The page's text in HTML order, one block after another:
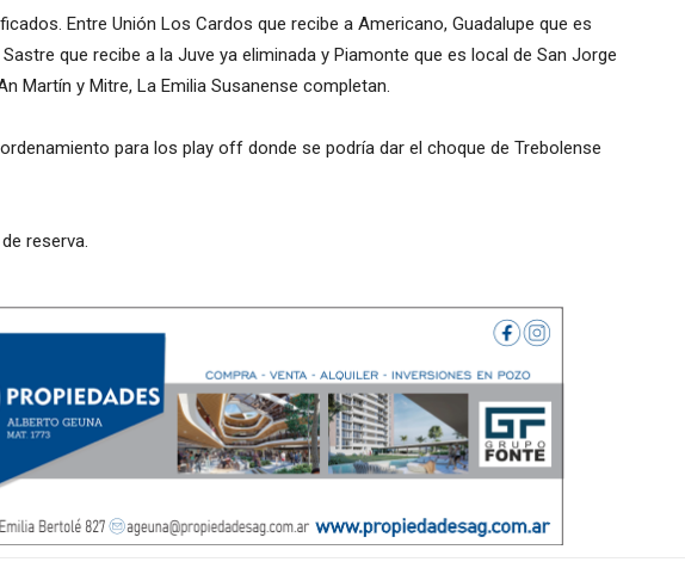
Entre Unión Los Cardos que recibe a Americano, Guadalupe que es
que recibe a la Juve ya eliminada y Piamonte que es local de San Jorge
Martín y Mitre, La Emilia Susanense completan.
para los play off donde se podría dar el choque de Trebolense
reserva.